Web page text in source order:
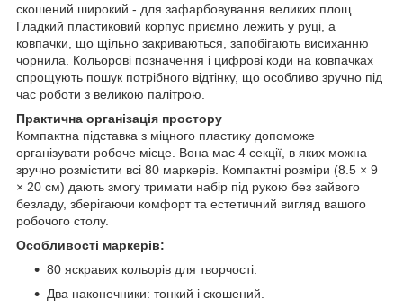
скошений широкий - для зафарбовування великих площ.
Гладкий пластиковий корпус приємно лежить у руці, а
ковпачки, що щільно закриваються, запобігають висиханню
чорнила. Кольорові позначення і цифрові коди на ковпачках
спрощують пошук потрібного відтінку, що особливо зручно під
час роботи з великою палітрою.
Практична організація простору
Компактна підставка з міцного пластику допоможе
організувати робоче місце. Вона має 4 секції, в яких можна
зручно розмістити всі 80 маркерів. Компактні розміри (8.5 × 9
× 20 см) дають змогу тримати набір під рукою без зайвого
безладу, зберігаючи комфорт та естетичний вигляд вашого
робочого столу.
Особливості маркерів:
80 яскравих кольорів для творчості.
Два наконечники: тонкий і скошений.